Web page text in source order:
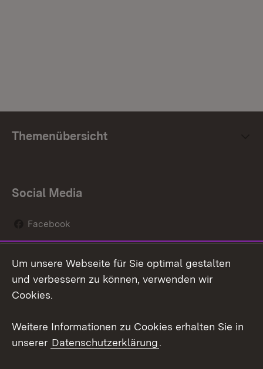
Themenübersicht
Social Media
Facebook
Social Wall
Youtube
Kontakt
Datenschutz
Um unsere Webseite für Sie optimal gestalten
und verbessern zu können, verwenden wir
Cookies.
Weitere Informationen zu Cookies erhalten Sie in
unserer Datenschutzerklärung.